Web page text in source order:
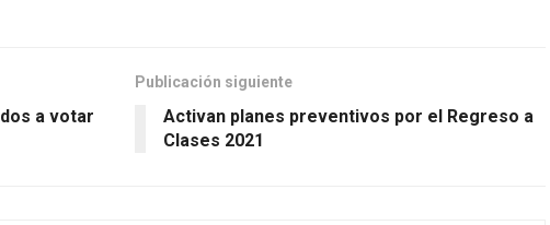
a votar
Publicación siguiente
Activan planes preventivos por el Regreso a
Clases 2021